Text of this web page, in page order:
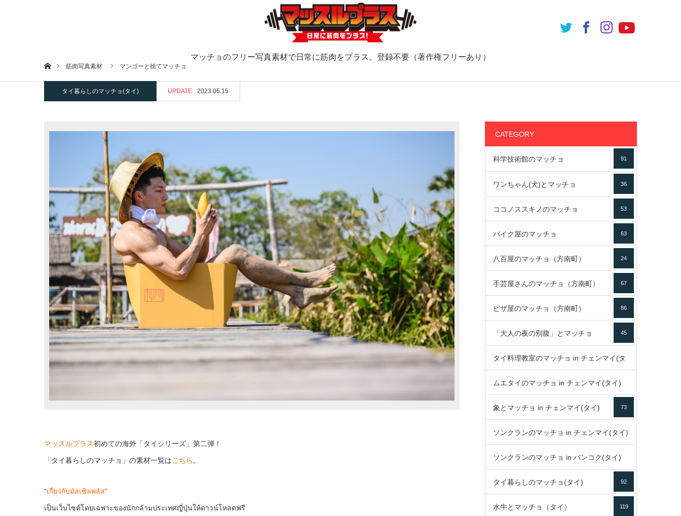
マッチョのフリー写真素材で日常に筋肉をプラス。登録不要（著作権フリーあり）
ホーム筋肉写真素材 マンゴーと捨てマッチョ
タイ暮らしのマッチョ(タイ) UPDATE 2023.05.15
マッスルプラス初めての海外「タイシリーズ」第二弾！
「タイ暮らしのマッチョ」の素材一覧はこちら 。
“เกี่ยวกับมัสเซิลพลัส”
เป็นเว็บไซต์โดยเฉพาะของนักกล้ามประเทศญี่ปุ่นให้ดาวน์โหลดฟรี
CATEGORY
科学技術館のマッチョ 91
ワンちゃん(犬)とマッチョ 36
ココノススキノのマッチョ 53
バイク屋のマッチョ 63
八百屋のマッチョ（方南町） 24
手芸屋さんのマッチョ（方南町） 67
ピザ屋のマッチョ（方南町） 86
「大人の夜の別腹」とマッチョ 45
タイ料理教室のマッチョ in チェンマイ(タ
イ)
ムエタイのマッチョ in チェンマイ(タイ)
79
象とマッチョ in チェンマイ(タイ) 73
ソンクランのマッチョ in チェンマイ(タイ)
ソンクランのマッチョ in バンコク(タイ)
85
タイ暮らしのマッチョ(タイ) 92
水牛とマッチョ（タイ） 119